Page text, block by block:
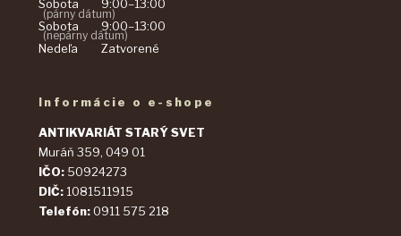
Sobota
9:00–13:00
(párny dátum)
Sobota 9:00–13:00
(nepárny dátum)
Nedeľa Zatvorené
Informácie o e-shope
ANTIKVARIÁT STARÝ SVET
Muráň 359, 049 01
IČO: 50924273
DIČ: 1081511915
Telefón:0911 575 218